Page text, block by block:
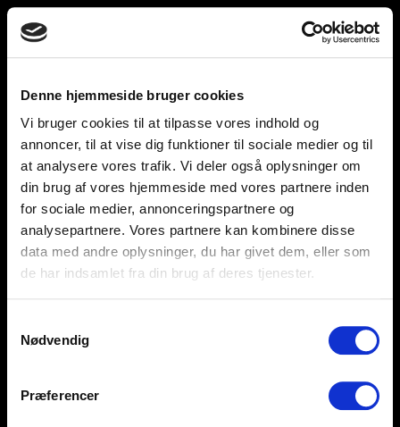
Denne hjemmeside bruger cookies
Vi bruger cookies til at tilpasse vores indhold og
annoncer, til at vise dig funktioner til sociale medier og til
at analysere vores trafik. Vi deler også oplysninger om
din brug af vores hjemmeside med vores partnere inden
for sociale medier, annonceringspartnere og
analysepartnere. Vores partnere kan kombinere disse
data med andre oplysninger, du har givet dem, eller som
de har indsamlet fra din brug af deres tjenester.
Nødvendig
Præferencer
Toggle
navigation
unnu
Help and support
Retailers
Browse for inspiration
SØREN FRICHS VEJ 52, 8230 AABYHØJ
+4586997400
INFO@UNNU.NU